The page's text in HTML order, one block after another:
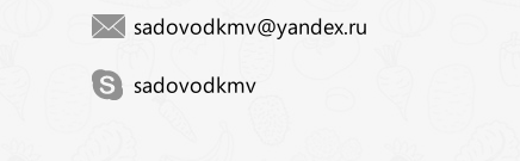
sadovodkmv@yandex.ru
sadovodkmv